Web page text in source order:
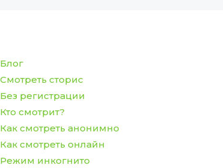
Блог
Смотреть сторис
Без регистрации
Кто смотрит?
Как смотреть анонимно
Как смотреть онлайн
Режим инкогнито